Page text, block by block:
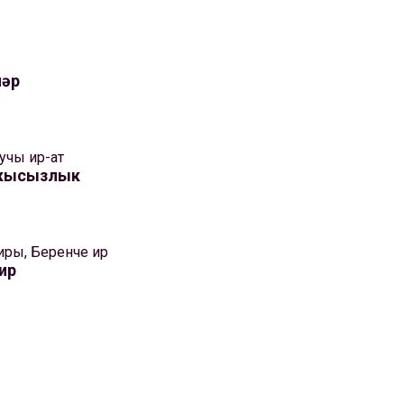
ир-ат
Беренче ир